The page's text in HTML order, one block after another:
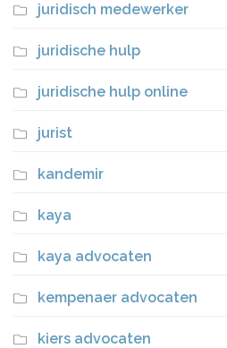
juridisch medewerker
juridische hulp
juridische hulp online
jurist
kandemir
kaya
kaya advocaten
kempenaer advocaten
kiers advocaten